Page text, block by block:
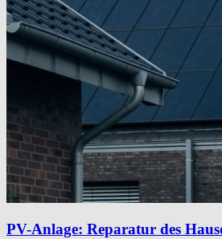
PV-Anlage: Reparatur des